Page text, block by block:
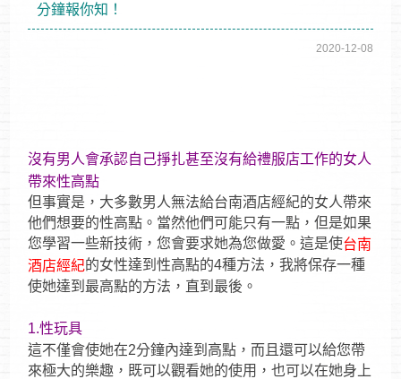
分鐘報你知！
2020-12-08
沒有男人會承認自己掙扎甚至沒有給禮服店工作的女人
帶來性高點
但事實是，大多數男人無法給台南酒店經紀的女人帶來
他們想要的性高點。當然他們可能只有一點，但是如果
您學習一些新技術，您會要求她為您做愛。這是使台南
酒店經紀的女性達到性高點的4種方法，我將保存一種
使她達到最高點的方法，直到最後。
1.性玩具
這不僅會使她在2分鐘內達到高點，而且還可以給您帶
來極大的樂趣，既可以觀看她的使用，也可以在她身上